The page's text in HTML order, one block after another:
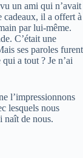
un ami qui n’avait
cadeaux, il a offert à
par lui-même.
C’était une
ses paroles furent
a tout ? Je n’ai
l’impressionnons
lesquels nous
naît de nous.